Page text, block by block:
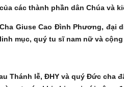
của các thành phần dân Chúa và
Cha Giuse Cao Đình Phương, đại
linh mục, quý tu sĩ nam nữ và cộng
Thánh lễ, ĐHY và quý Đức cha